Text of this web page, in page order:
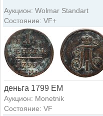
Аукцион: Wolmar Standart
Состояние: VF+
деньга 1799 ЕМ
Аукцион: Monetnik
Состояние: VF